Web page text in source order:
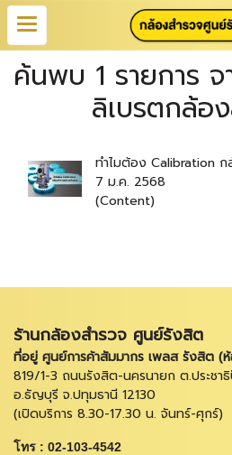
ค้นพบ 1 รายการ จ
ลิเบรตกล้อ
ทำไมต้อง Calibration ก
7 ม.ค. 2568
(Content)
ร้านกล้องสำรวจ ศูนย์รังสิต
ที่อยู่ ศูนย์การค้าสัมมากร เพลส รังสิต (
819/1-3 ถนนรังสิต-นครนายก ต.ประชา
อ.ธัญบุรี จ.ปทุมธานี 12130
(เปิดบริการ 8.30-17.30 น. จันทร์-ศุกร์)
โทร : 02-103-4542